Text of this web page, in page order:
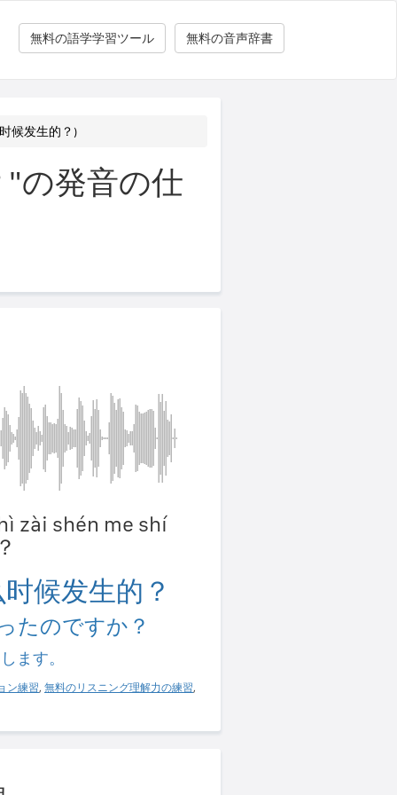
無料の音声辞書
無料の語学学習ツール
候发生的？)
の発音の仕
zài shén me shí
候发生的？
たのですか？
ます。
ン練習, 無料のリスニング理解力の練習,